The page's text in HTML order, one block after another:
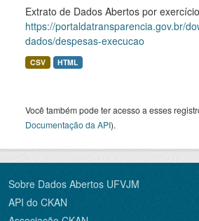
Extrato de Dados Abertos por
https://portaldatransparencia.gov.br/
dados/despesas-execucao
CSV HTML
Você também pode ter acesso a esses
Documentação da API).
Sobre Dados Abertos UFVJM
API do CKAN